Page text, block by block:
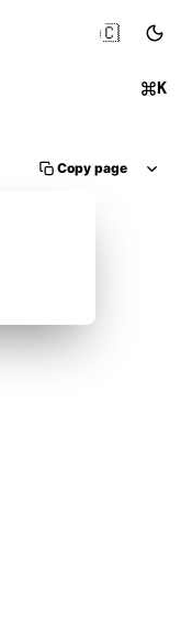
K
🇨🇳
Copy page